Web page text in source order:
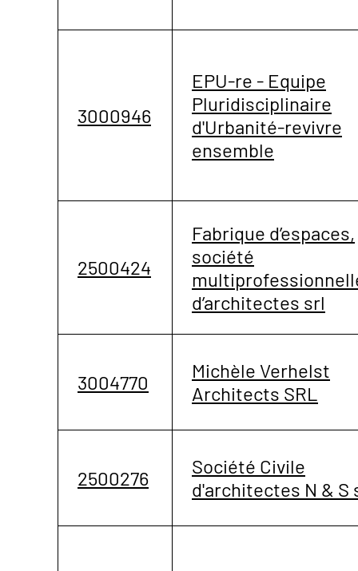
3000946
EPU-re - Equipe
Pluridisciplinaire
d'Urbanité-revivre
ensemble
2500424
Fabrique d’espaces,
société
d’architectes srl
3004770
Michèle Verhelst
Architects SRL
2500276
Société Civile
d'architectes N & S